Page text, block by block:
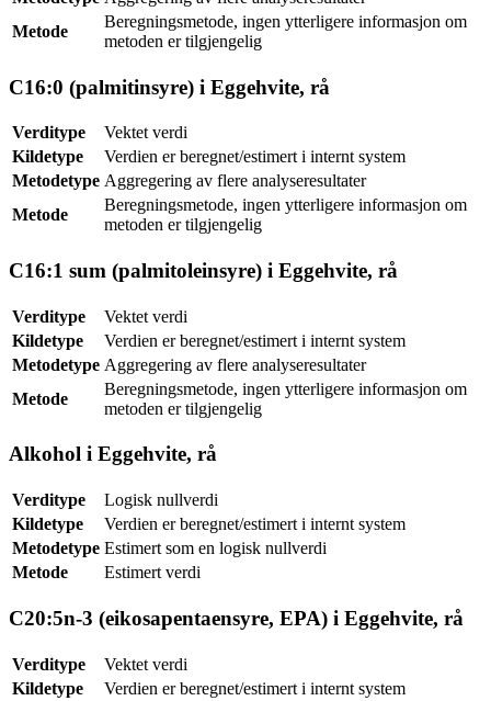
Metode
Beregningsmetode, ingen ytterligere informasjon om
metoden er tilgjengelig
C16:0 (palmitinsyre) i Eggehvite, rå
Verditype
Vektet verdi
Kildetype
Verdien er beregnet/estimert i internt system
Metodetype Aggregering av flere analyseresultater
Metode
Beregningsmetode, ingen ytterligere informasjon om
metoden er tilgjengelig
C16:1 sum (palmitoleinsyre) i Eggehvite, rå
Verditype
Vektet verdi
Kildetype
Verdien er beregnet/estimert i internt system
Metodetype Aggregering av flere analyseresultater
Metode
Beregningsmetode, ingen ytterligere informasjon om
metoden er tilgjengelig
Alkohol i Eggehvite, rå
Verditype
Logisk nullverdi
Kildetype
Verdien er beregnet/estimert i internt system
Metodetype Estimert som en logisk nullverdi
Metode
Estimert verdi
C20:5n-3 (eikosapentaensyre, EPA) i Eggehvite, rå
Verditype
Vektet verdi
Kildetype
Verdien er beregnet/estimert i internt system